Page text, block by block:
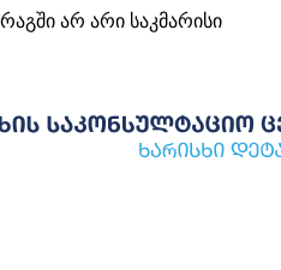
არ არი საკმარისი